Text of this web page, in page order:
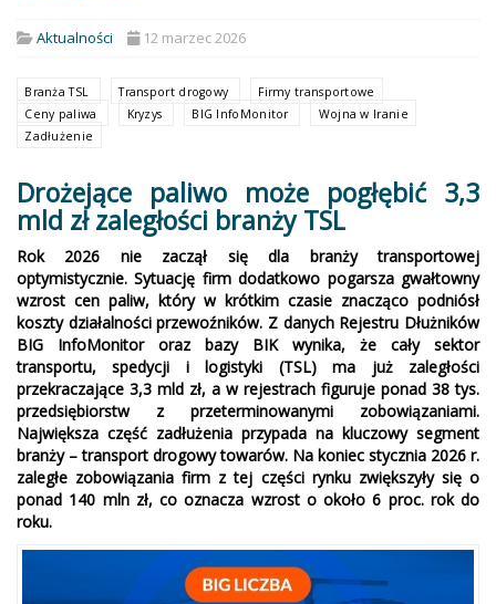
Aktualności 12 marzec 2026
Branża TSL Transport drogowy
Firmy transportowe
Ceny paliwa
Kryzys BIG InfoMonitor
Wojna w Iranie
Zadłużenie
Drożejące paliwo może pogłębić 3,3
mld zł zaległości branży TSL
Rok 2026 nie zaczął się dla branży transportowej
optymistycznie. Sytuację firm dodatkowo pogarsza gwałtowny
wzrost cen paliw, który w krótkim czasie znacząco podniósł
koszty działalności przewoźników. Z danych Rejestru Dłużników
BIG InfoMonitor oraz bazy BIK wynika, że cały sektor
transportu, spedycji i logistyki (TSL) ma już zaległości
przekraczające 3,3 mld zł, a w rejestrach figuruje ponad 38 tys.
przedsiębiorstw z przeterminowanymi zobowiązaniami.
Największa część zadłużenia przypada na kluczowy segment
branży – transport drogowy towarów. Na koniec stycznia 2026 r.
zaległe zobowiązania firm z tej części rynku zwiększyły się o
ponad 140 mln zł, co oznacza wzrost o około 6 proc. rok do
roku.